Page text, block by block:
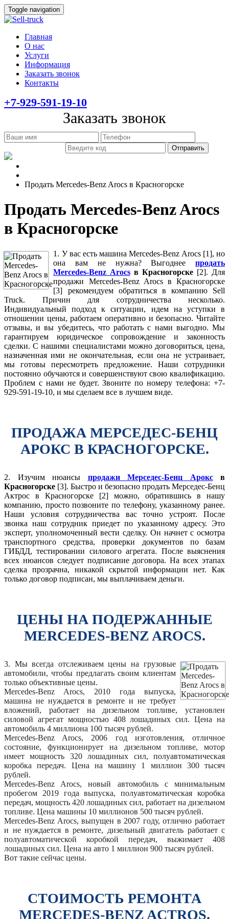
Toggle navigation
Главная
О нас
Услуги
Информация
Заказать звонок
Контакты
+7-929-591-19-10
Заказать звонок
Продать Mercedes-Benz Arocs в Красногорске
Продать Mercedes-Benz Arocs
в Красногорске
1. У вас есть машина Mercedes-Benz Arocs [1], но
она вам не нужна? Выгоднее продать
Mercedes-Benz Arocsв Красногорске[2]. Для
продажи Mercedes-Benz Arocs в Красногорске
[3] рекомендуем обратиться в компанию Sell
Truck. Причин для сотрудничества несколько.
Индивидуальный подход к ситуации, идем на уступки в
отношении цены, работаем оперативно и безопасно. Читайте
отзывы, и вы убедитесь, что работать с нами выгодно. Мы
гарантируем юридическое сопровождение и законность
сделки. С нашими специалистами можно договориться, цена,
назначенная ими не окончательная, если она не устраивает,
мы готовы пересмотреть предложение. Наши сотрудники
постоянно обучаются и совершенствуют свою квалификацию.
Проблем с нами не будет. Звоните по номеру телефона: +7-
929-591-19-10, и мы сделаем все в лучшем виде.
ПРОДАЖА МЕРСЕДЕС-БЕНЦ
АРОКС В КРАСНОГОРСКЕ.
2. Изучим нюансы продажи Мерседес-Бенц Ароксв
Красногорске [3]. Быстро и безопасно продать Мерседес-Бенц
Актрос в Красногорске [2] можно, обратившись в нашу
компанию, просто позвоните по телефону, указанному ранее.
Наши условия сотрудничества вас точно устроят. После
звонка наш сотрудник приедет по указанному адресу. Это
эксперт, уполномоченный вести сделку. Он начнет с осмотра
транспортного средства, проверки документов по базам
ГИБДД, тестировании силового агрегата. После выяснения
всех нюансов следует подписание договора. На всех этапах
сделка прозрачна, никакой скрытой информации нет. Как
только договор подписан, мы выплачиваем деньги.
ЦЕНЫ НА ПОДЕРЖАННЫЕ
MERCEDES-BENZ AROCS.
3. Мы всегда отслеживаем цены на грузовые
автомобили, чтобы предлагать своим клиентам
только объективные цены.
Mercedes-Benz Arocs, 2010 года выпуска,
машина не нуждается в ремонте и не требует
вложений, работает на дизельном топливе, установлен
силовой агрегат мощностью 408 лошадиных сил. Цена на
автомобиль 4 миллиона 100 тысяч рублей.
Mercedes-Benz Arocs, 2006 год изготовления, отличное
состояние, функционирует на дизельном топливе, мотор
имеет мощность 320 лошадиных сил, полуавтоматическая
коробка передач. Цена на машину 1 миллион 300 тысяч
рублей.
Mercedes-Benz Arocs, новый автомобиль с минимальным
пробегом 2019 года выпуска, полуавтоматическая коробка
передач, мощность 420 лошадиных сил, работает на дизельном
топливе. Цена машины 10 миллионов 500 тысяч рублей.
Mercedes-Benz Arocs, выпущен в 2007 году, отлично работает
и не нуждается в ремонте, дизельный двигатель работает с
полуавтоматической коробкой передач, выжимает 408
лошадиных сил. Цена на авто 1 миллион 900 тысяч рублей.
Вот такие сейчас цены.
СТОИМОСТЬ РЕМОНТА
MERCEDES-BENZ ACTROS.